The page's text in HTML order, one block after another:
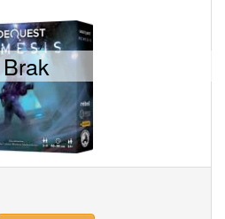
Brak